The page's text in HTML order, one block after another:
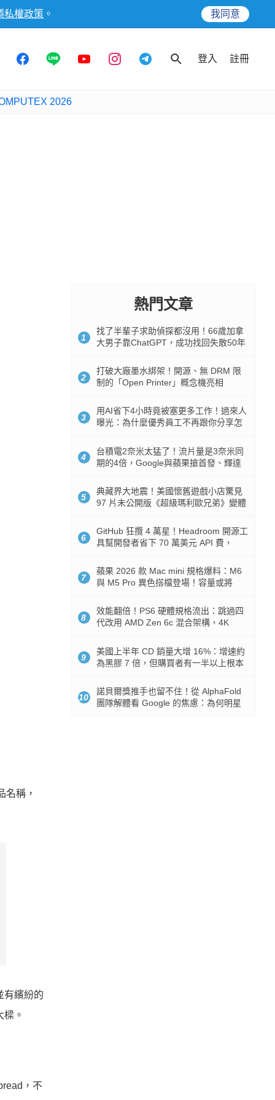
私權政策 。 我同意
登入 註冊
2026
名稱，
有繽紛的
。
，不
熱門文章
1
找了半輩子求助偵探都沒用！66歲加拿
大男子靠ChatGPT，成功找回失散50年
2
打破大廠墨水綁架！開源、無 DRM 限
制的「Open Printer」概念機亮相
3
用AI省下4小時竟被塞更多工作！過來人
曝光：為什麼優秀員工不再跟你分享怎
4
台積電2奈米太猛了！流片量是3奈米同
期的4倍，Google與蘋果搶首發、輝達
5
典藏界大地震！美國懷舊遊戲小店驚見
97 片未公開版《超級瑪利歐兄弟》變體
6
GitHub 狂攬 4 萬星！Headroom 開源工
具幫開發者省下 70 萬美元 API 費，
7
蘋果 2026 款 Mac mini 規格爆料：M6
與 M5 Pro 異色搭檔登場！容量或將
8
效能翻倍！PS6 硬體規格流出：跳過四
代改用 AMD Zen 6c 混合架構，4K
9
美國上半年 CD 銷量大增 16%：增速約
為黑膠 7 倍，但購買者有一半以上根本
10
諾貝爾獎推手也留不住！從 AlphaFold
團隊解體看 Google 的焦慮：為何明星